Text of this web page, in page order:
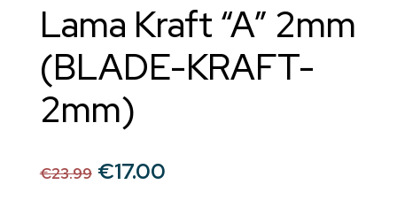
Lama Kraft “A” 2mm
(BLADE-KRAFT-
2mm)
€23.99 Il
€17.00Il